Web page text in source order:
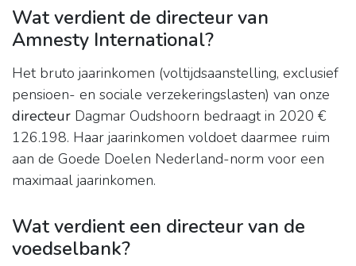
Wat verdient de directeur van
Amnesty International?
Het bruto jaarinkomen (voltijdsaanstelling, exclusief
pensioen- en sociale verzekeringslasten) van onze
directeur Dagmar Oudshoorn bedraagt in 2020 €
126.198. Haar jaarinkomen voldoet daarmee ruim
aan de Goede Doelen Nederland-norm voor een
maximaal jaarinkomen.
Wat verdient een directeur van de
voedselbank?